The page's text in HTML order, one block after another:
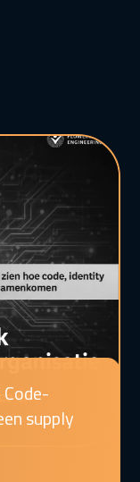
supply